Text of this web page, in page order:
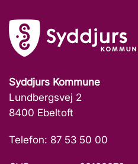
Syddjurs Kommune
Lundbergsvej 2
8400 Ebeltoft
Telefon: 87 53 50 00